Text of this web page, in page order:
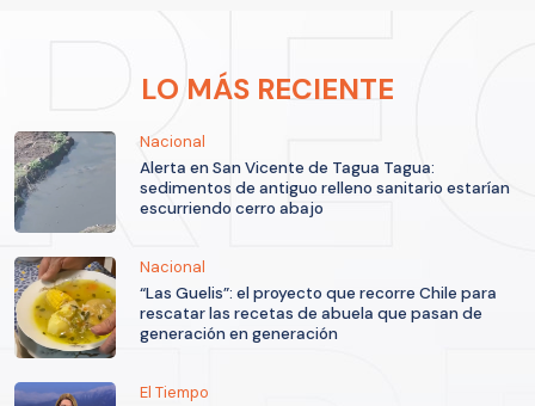
LO MÁS RECIENTE
Nacional
Alerta en San Vicente de Tagua Tagua:
sedimentos de antiguo relleno sanitario estarían
escurriendo cerro abajo
Nacional
“Las Guelis”: el proyecto que recorre Chile para
rescatar las recetas de abuela que pasan de
generación en generación
El Tiempo